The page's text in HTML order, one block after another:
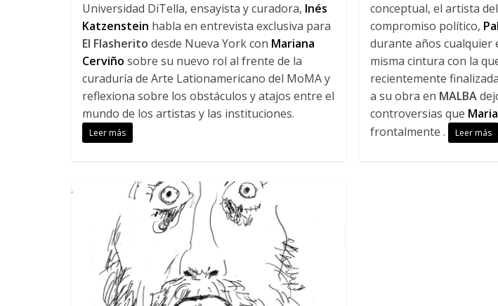
Universidad DiTella, ensayista y curadora, Inés
Katzenstein habla en entrevista exclusiva para
El Flasherito desde Nueva York con Mariana
Cerviño sobre su nuevo rol al frente de la
curaduría de Arte Lationamericano del MoMA y
reflexiona sobre los obstáculos y atajos entre el
mundo de los artistas y las instituciones.
Leer más
conceptual, el artista
compromiso político,
durante años cualquier
misma cintura con la
recientemente
a su obra en MALBA
controversias que
frontalmente .
Leer más